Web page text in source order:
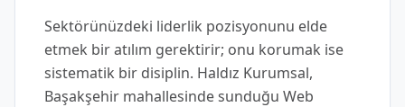
Sektörünüzdeki liderlik pozisyonunu elde
etmek bir atılım gerektirir; onu korumak ise
sistematik bir disiplin. Haldız Kurumsal,
Başakşehir mahallesinde sunduğu Web